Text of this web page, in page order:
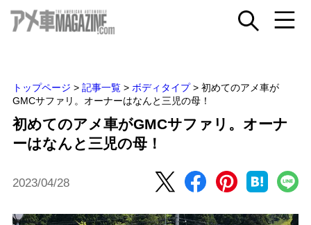
トップページ > 記事一覧 > ボディタイプ > 初めてのアメ車が
GMCサファリ。オーナーはなんと三児の母！
初めてのアメ車がGMCサファリ。オーナ
ーはなんと三児の母！
2023/04/28